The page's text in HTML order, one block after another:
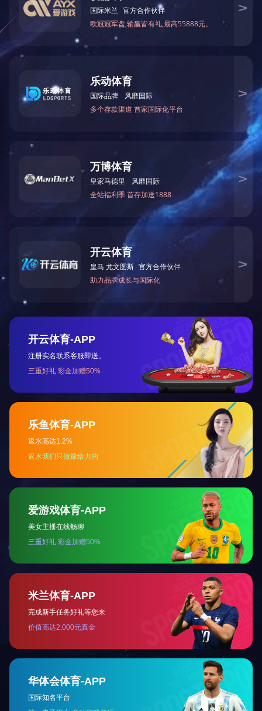
人才科技创新工作先进单位
全省机械行业创新型先进企业
绝缘材料副理事长单位
高新技术企业证书
关于我们
工程案例
产品展示
科研